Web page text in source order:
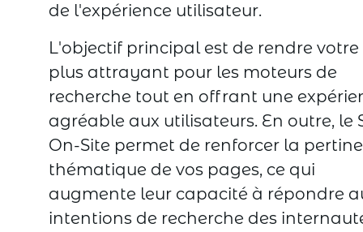
de l'expérience utilisateur.
L'objectif principal est de rendre votre
plus attrayant pour les moteurs de
recherche tout en offrant une
agréable aux utilisateurs. En outre, le
On-Site permet de renforcer la
thématique de vos pages, ce qui
augmente leur capacité à répondre
intentions de recherche des